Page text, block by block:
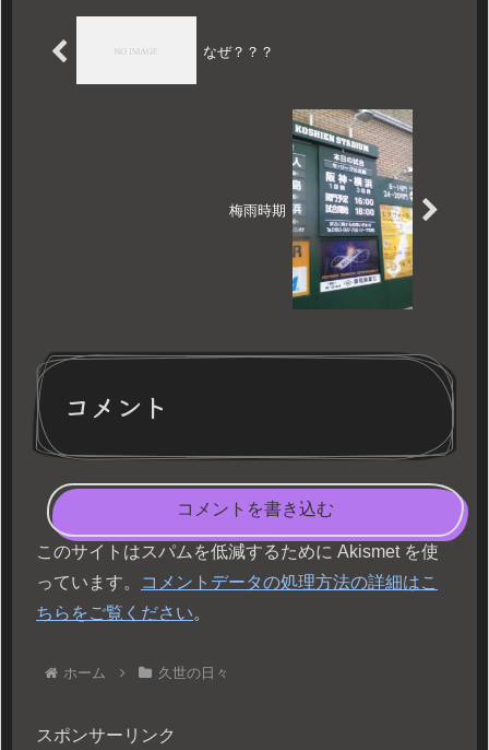
なぜ？？？
梅雨時期
コメント
コメントを書き込む
このサイトはスパムを低減するために Akismet を使
っています。
コメントデータの処理方法の詳細はこ
ちらをご覧ください。
ホーム 久世の日々
スポンサーリンク